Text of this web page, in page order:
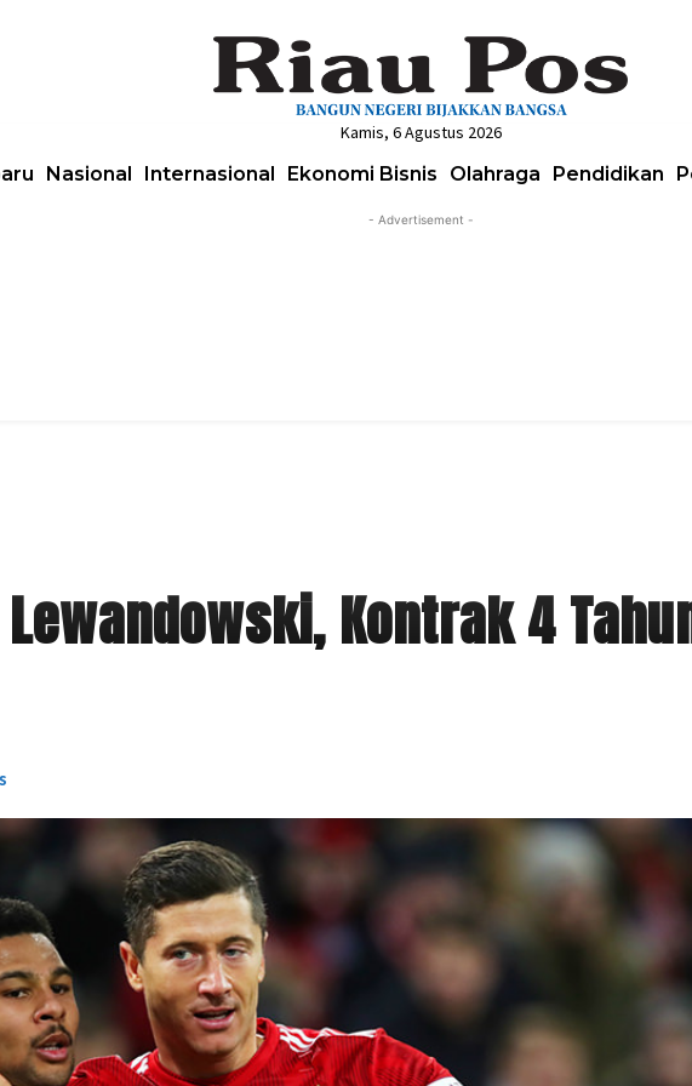
Kamis, 6 Agustus 2026
Nasional Internasional Ekonomi Bisnis Olahraga Pendidikan
- Advertisement -
Kontrak 4